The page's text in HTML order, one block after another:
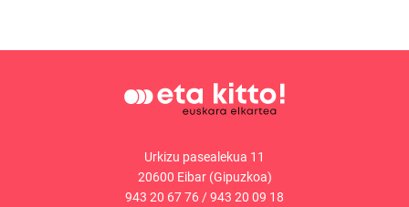
Urkizu pasealekua 11
20600 Eibar (Gipuzkoa)
943 20 67 76/943 20 09 18